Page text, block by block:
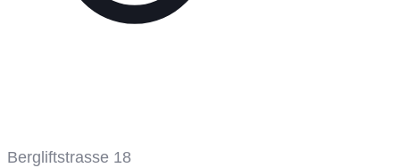
Bergliftstrasse 18